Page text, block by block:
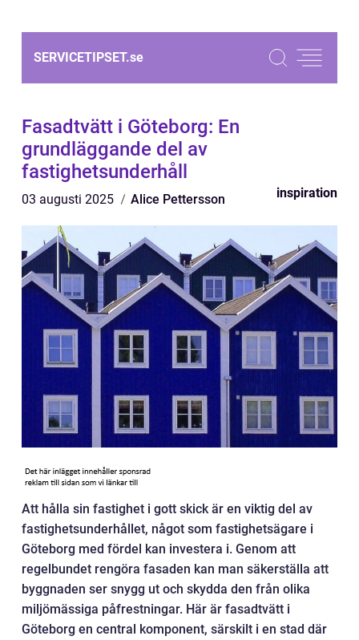
SERVICETIPSET.se
Fasadtvätt i Göteborg: En
grundläggande del av
fastighetsunderhåll
03 augusti 2025 Alice Pettersson inspiration
Att hålla sin fastighet i gott skick är en viktig del av
fastighetsunderhållet, något som fastighetsägare i
Göteborg med fördel kan investera i. Genom att
regelbundet rengöra fasaden kan man säkerställa att
byggnaden ser snygg ut och skydda den från olika
miljömässiga påfrestningar. Här är fasadtvätt i
Göteborg en central komponent, särskilt i en stad där